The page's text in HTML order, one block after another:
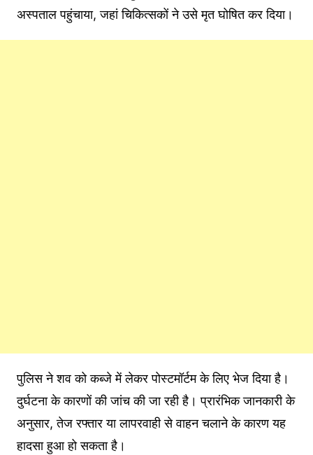
अस्पताल पहुंचाया, जहां चिकित्सकों ने उसे मृत घोषित कर दिया।
पुलिस ने शव को कब्जे में लेकर पोस्टमॉर्टम के लिए भेज दिया है।
दुर्घटना के कारणों की जांच की जा रही है। प्रारंभिक जानकारी के
अनुसार, तेज रफ्तार या लापरवाही से वाहन चलाने के कारण यह
हादसा हुआ हो सकता है।